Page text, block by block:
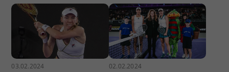
03.02.2024 02.02.2024